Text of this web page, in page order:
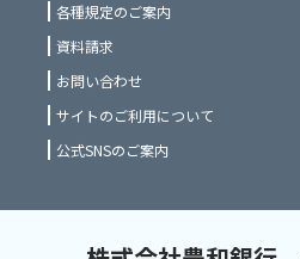
各種規定のご案内
資料請求
お問い合わせ
サイトのご利用について
公式SNSのご案内